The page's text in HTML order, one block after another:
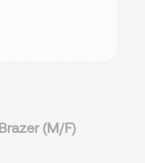
(M/F)